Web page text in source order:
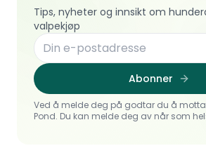
Tips, nyheter og innsikt om
valpekjøp
Abonner
Ved å melde deg på godtar du å
Pond. Du kan melde deg av når som